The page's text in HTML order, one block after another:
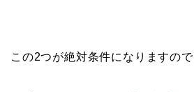
この2つが絶対条件になりますので